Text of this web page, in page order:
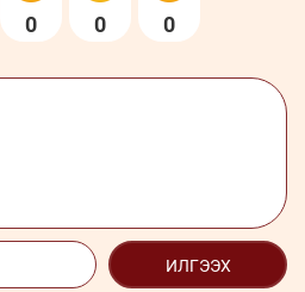
0 0 0
ИЛГЭЭХ